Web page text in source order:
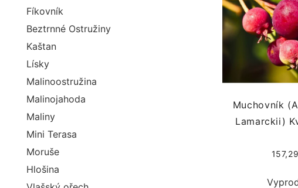
Fíkovník
Beztrnné Ostružiny
Kaštan
Lísky
Malinoostružina
Malinojahoda
Maliny
Mini Terasa
Moruše
Hlošina
Muchovník
Lamarckii)